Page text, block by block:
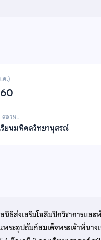
ศ.)
สอวน.
รียนมหิดลวิทยานุสรณ์
นิธิส่งเสริมโอลิมปิกวิชาการแล
พระอุปถัมภ์สมเด็จพระเจ้าพี่นา